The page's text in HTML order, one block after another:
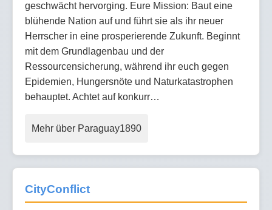
geschwächt hervorging. Eure Mission: Baut eine
blühende Nation auf und führt sie als ihr neuer
Herrscher in eine prosperierende Zukunft. Beginnt
mit dem Grundlagenbau und der
Ressourcensicherung, während ihr euch gegen
Epidemien, Hungersnöte und Naturkatastrophen
behauptet. Achtet auf konkurr…
Mehr über Paraguay1890
CityConflict